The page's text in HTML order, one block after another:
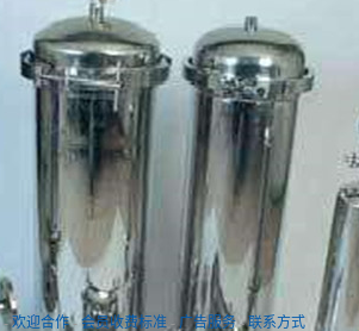
供应国能TYA润滑、.
-欢迎合作- 会员收费标准 - 广告服务-联系方式